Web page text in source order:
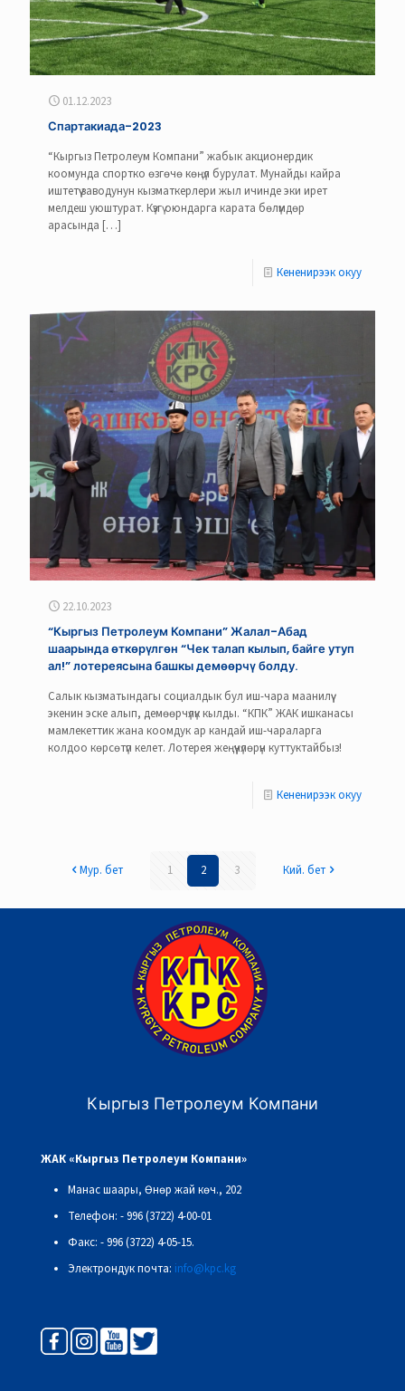
01.12.2023
Спартакиада-2023
“Кыргыз Петролеум Компани” жабык акционердик
коомунда спортко өзгөчө көңүл бурулат. Мунайды кайра
иштетүү заводунун кызматкерлери жыл ичинде эки ирет
мелдеш уюштурат. Күзгү оюндарга карата бөлүмдөр
арасында […]
Кененирээк окуу
22.10.2023
“Кыргыз Петролеум Компани” Жалал-Абад
шаарында өткөрүлгөн “Чек талап кылып, байге утуп
ал!” лотереясына башкы демөөрчү болду.
Салык кызматындагы социалдык бул иш-чара маанилүү
экенин эске алып, демөөрчүлүк кылды. “КПК” ЖАК ишканасы
мамлекеттик жана коомдук ар кандай иш-чараларга
колдоо көрсөтүп келет. Лотерея жеңүүчүлөрүн куттуктайбыз!
Кененирээк окуу
Мур. бет 1 2 3 Кий. бет
Кыргыз Петролеум Компани
ЖАК «Кыргыз Петролеум Компани»
Манас шаары, Өнөр жай көч., 202
Телефон: - 996 (3722) 4-00-01
Факс: - 996 (3722) 4-05-15.
Электрондук почта: info@kpc.kg